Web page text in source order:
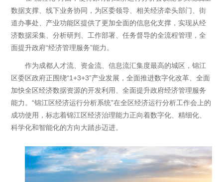
数据支撑、线下业务协同，为区委领导、相关经济牵头部门、街
道办事处、产业功能区提供了更加全面的信息化支撑，实现从经
济数据采集、分析研判、工作部署、任务督导的全流程管理，全
面提升政府“经济管理服务”能力。
作为成都人才流、资金流、信息流汇集度最高的城区，锦江
区委区政府正围绕“1+3+3”产业发展，全面推进数字化改革、全面
加快全区经济数据资源的开发利用、全面提升政府经济管理服务
能力。“锦江区经济运行分析系统”在全区经济运行分析工作会上的
成功使用，标志着锦江区经济治理能力正向着数字化、精细化、
科学化和智能化的方向大踏步迈进。